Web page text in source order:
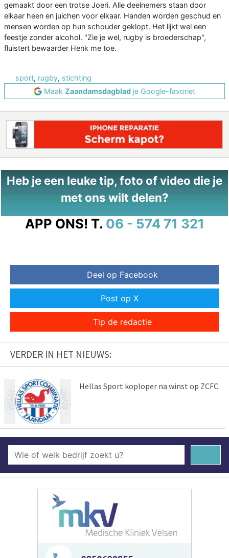
gemaakt door een trotse Joeri. Alle deelnemers staan door
elkaar heen en juichen voor elkaar. Handen worden geschud en
mensen worden op hun schouder geklopt. Het lijkt wel een
feestje zonder alcohol. "Zie je wel, rugby is broederschap",
fluistert bewaarder Henk me toe.
sport, rugby, stichting
Maak Zaandamsdagblad je Google-favoriet
Heb je een leuke tip, foto of video die je
met ons wilt delen?
APP ONS! T. 06 - 574 71 321
Deel op Facebook
Post op X
Tip de redactie
VERDER IN HET NIEUWS:
Hellas Sport koploper na winst op ZCFC